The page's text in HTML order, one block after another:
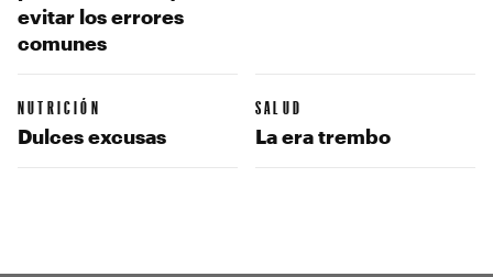
evitar los errores
comunes
NUTRICIÓN
Dulces excusas
SALUD
La era trembo